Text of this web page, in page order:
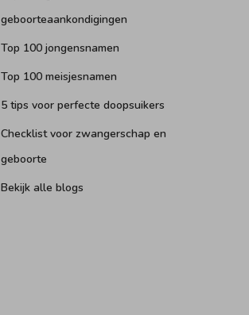
geboorteaankondigingen
Top 100 jongensnamen
Top 100 meisjesnamen
5 tips voor perfecte doopsuikers
Checklist voor zwangerschap en
geboorte
Bekijk alle blogs